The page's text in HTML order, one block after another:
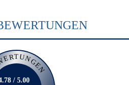
/ 5.00